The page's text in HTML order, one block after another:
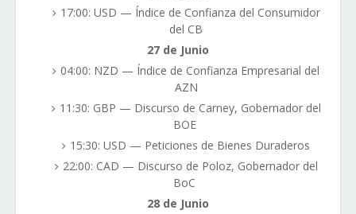
17:00: USD — Índice de Confianza del Consumidor
del CB
27 de Junio
04:00: NZD — Índice de Confianza Empresarial del
AZN
11:30: GBP — Discurso de Carney, Gobernador del
BOE
15:30: USD — Peticiones de Bienes Duraderos
22:00: CAD — Discurso de Poloz, Gobernador del
BoC
28 de Junio